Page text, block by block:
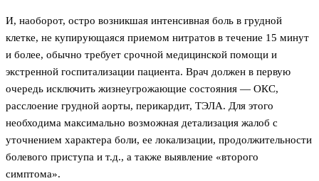
И, наоборот, остро возникшая интенсивная боль в грудной
клетке, не купирующаяся приемом нитратов в течение 15 минут
и более, обычно требует срочной медицинской помощи и
экстренной госпитализации пациента. Врач должен в первую
очередь исключить жизнеугрожающие состояния — ОКС,
расслоение грудной аорты, перикардит, ТЭЛА. Для этого
необходима максимально возможная детализация жалоб с
уточнением характера боли, ее локализации, продолжительности
болевого приступа и т.д., а также выявление «второго
симптома».